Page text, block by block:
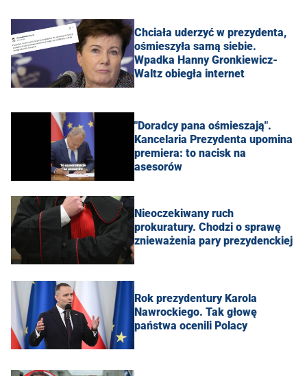
Chciała uderzyć w prezydenta,
ośmieszyła samą siebie.
Wpadka Hanny Gronkiewicz-
Waltz obiegła internet
"Doradcy pana ośmieszają".
Kancelaria Prezydenta upomina
premiera: to nacisk na
asesorów
Nieoczekiwany ruch
prokuratury. Chodzi o sprawę
znieważenia pary prezydenckiej
Rok prezydentury Karola
Nawrockiego. Tak głowę
państwa ocenili Polacy